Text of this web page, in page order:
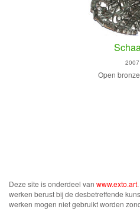
2007
Open
Deze site is onderdeel van www.exto.art
werken berust bij de desbetreffende
werken mogen niet gebruikt worden